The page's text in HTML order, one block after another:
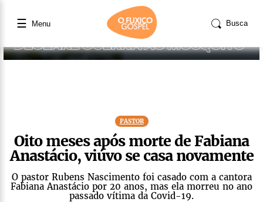
☰ Menu Busca
PASTOR
Oito meses após morte de Fabiana
Anastácio, viúvo se casa novamente
O pastor Rubens Nascimento foi casado com a cantora
Fabiana Anastácio por 20 anos, mas ela morreu no ano
passado vítima da Covid-19.